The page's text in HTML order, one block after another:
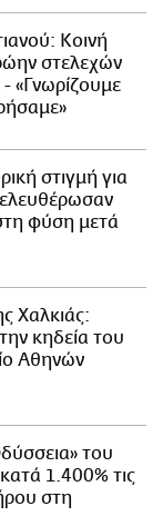
Κοινή
στελεχών
«Γνωρίζουμε
στιγμή για
φύση μετά
Χαλκιάς:
κηδεία του
Αθηνών
του
1.400% τις
στη